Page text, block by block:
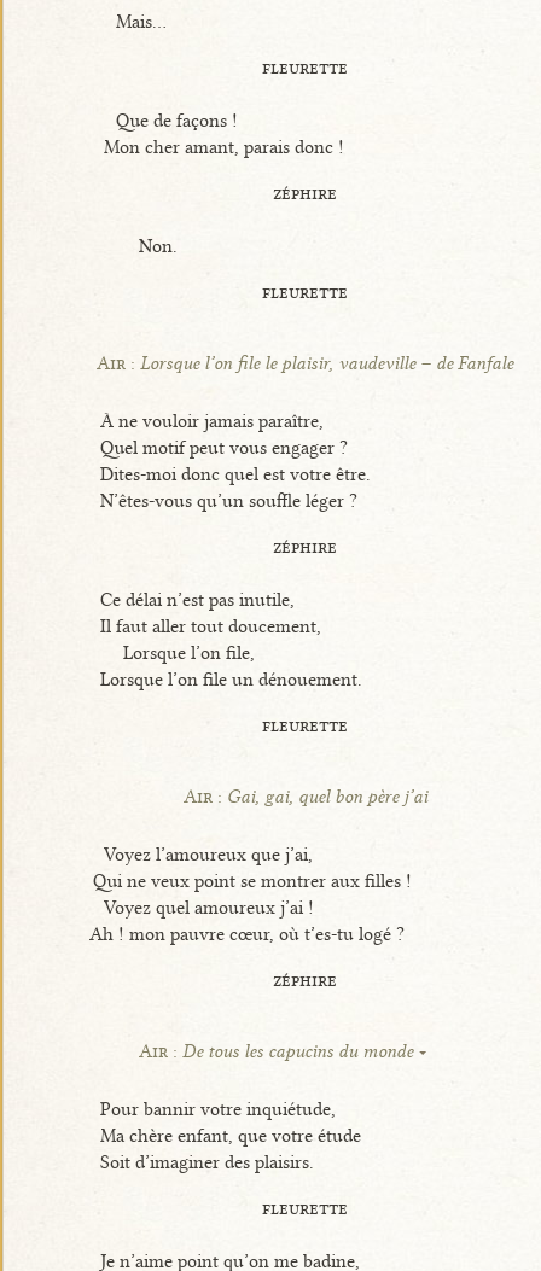
Mais...
fleurette
Que de façons !
Mon cher amant, parais donc !
zéphire
Non.
fleurette
Air :Lorsque l’on file le plaisir, vaudeville – de Fanfale
À ne vouloir jamais paraître,
Quel motif peut vous engager ?
Dites-moi donc quel est votre être.
N’êtes-vous qu’un souffle léger ?
zéphire
Ce délai n’est pas inutile,
Il faut aller tout doucement,
Lorsque l’on file,
Lorsque l’on file un dénouement.
fleurette
Air : Gai, gai, quel bon père j’ai
Voyez l’amoureux que j’ai,
Qui ne veux point se montrer aux filles !
Voyez quel amoureux j’ai !
Ah ! mon pauvre cœur, où t’es-tu logé ?
zéphire
Air : De tous les capucins du monde
Pour bannir votre inquiétude,
Ma chère enfant, que votre étude
Soit d’imaginer des plaisirs.
fleurette
Je n’aime point qu’on me badine,